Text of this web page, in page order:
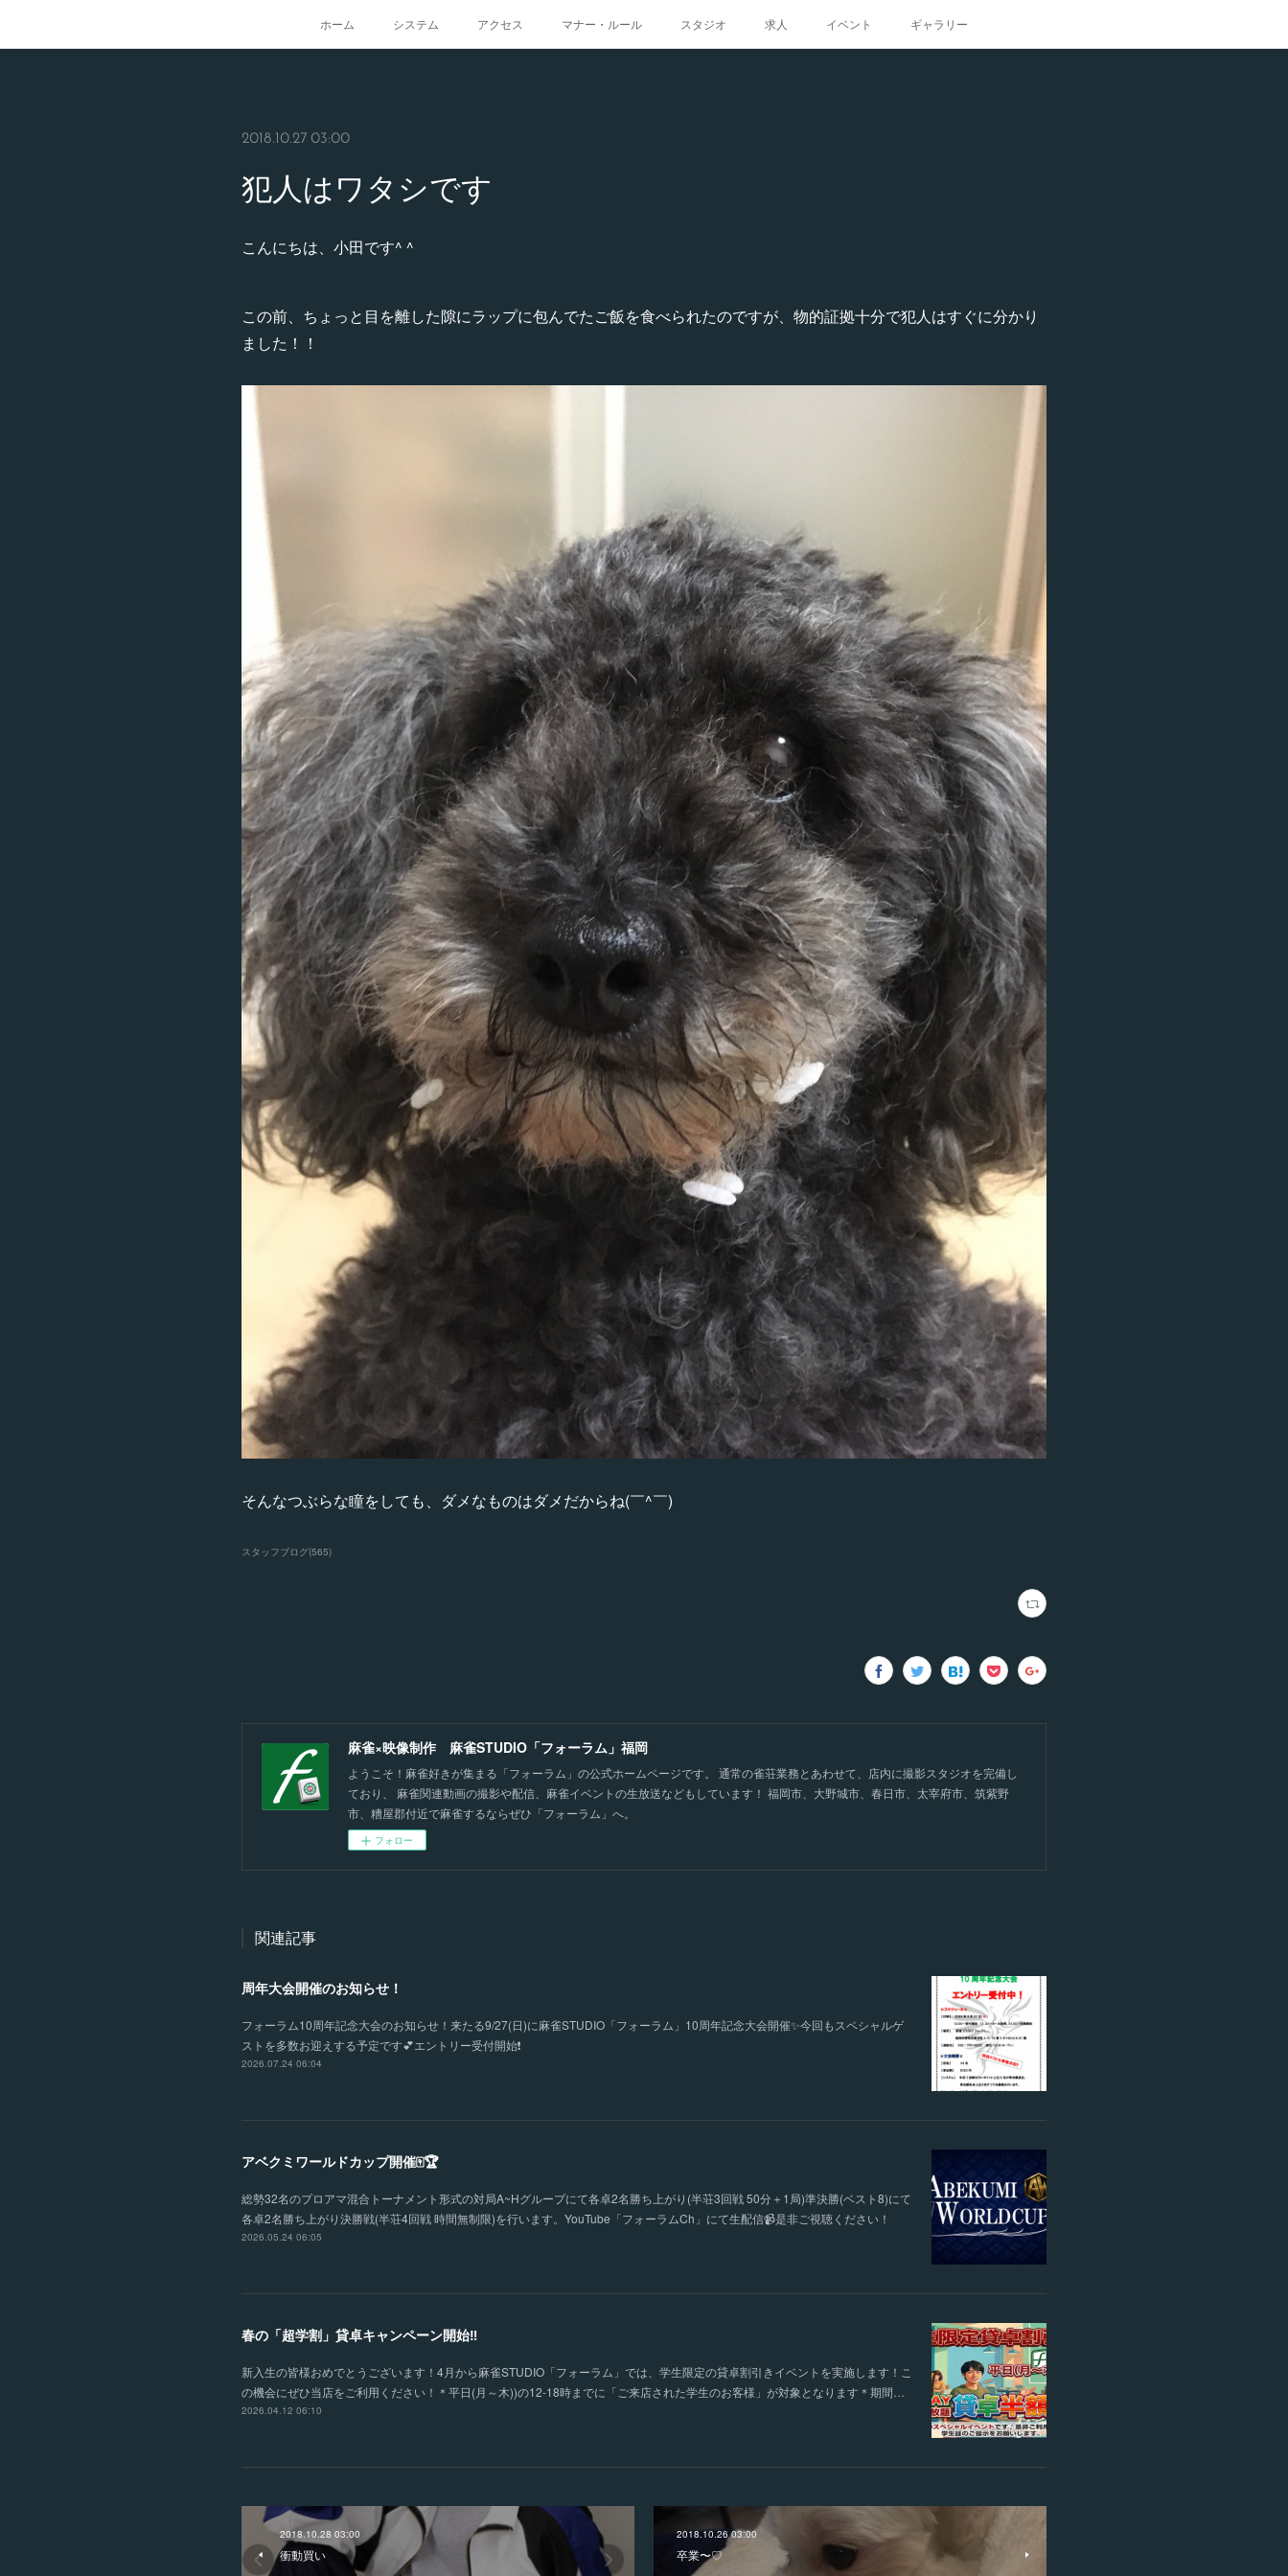
ホーム システム アクセス マナー・ルール スタジオ 求人 イベント ギャラリー
2018.10.27 03:00
犯人はワタシです
こんにちは、小田です^ ^
この前、ちょっと目を離した隙にラップに包んでたご飯を食べられたのですが、物的証拠十分で犯人はすぐに分かり
ました！！
そんなつぶらな瞳をしても、ダメなものはダメだからね(￣^￣)
スタッフブログ(565)
麻雀×映像制作 麻雀STUDIO「フォーラム」福岡
ようこそ！麻雀好きが集まる「フォーラム」の公式ホームページです。 通常の雀荘業務とあわせて、店内に撮影スタジオを完備し
ており、 麻雀関連動画の撮影や配信、麻雀イベントの生放送などもしています！ 福岡市、大野城市、春日市、太宰府市、筑紫野
市、糟屋郡付近で麻雀するならぜひ「フォーラム」へ。
フォロー
関連記事
周年大会開催のお知らせ！
フォーラム10周年記念大会のお知らせ！来たる9/27(日)に麻雀STUDIO「フォーラム」10周年記念大会開催✨今回もスペシャルゲ
ストを多数お迎えする予定です💕エントリー受付開始❗️
2026.07.24 06:04
アベクミワールドカップ開催🀄🏆
総勢32名のプロアマ混合トーナメント形式の対局A~Hグループにて各卓2名勝ち上がり(半荘3回戦 50分＋1局)準決勝(ベスト8)にて
各卓2名勝ち上がり決勝戦(半荘4回戦 時間無制限)を行います。YouTube「フォーラムCh」にて生配信📹是非ご視聴ください！
2026.05.24 06:05
春の「超学割」貸卓キャンペーン開始‼
新入生の皆様おめでとうございます！4月から麻雀STUDIO「フォーラム」では、学生限定の貸卓割引きイベントを実施します！こ
の機会にぜひ当店をご利用ください！＊平日(月～木))の12-18時までに「ご来店された学生のお客様」が対象となります＊期間…
2026.04.12 06:10
2018.10.28 03:00
衝動買い
2018.10.26 03:00
卒業〜♡